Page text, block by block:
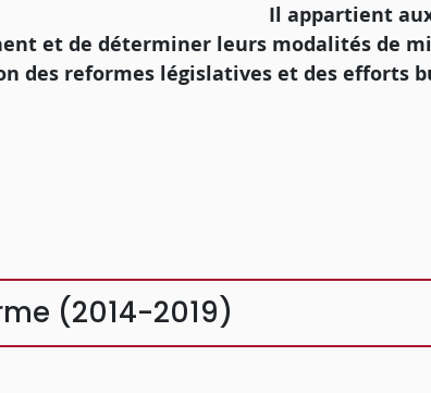
Il appartient
et de déterminer leurs modalités de
des reformes législatives et des efforts
(2014-2019)